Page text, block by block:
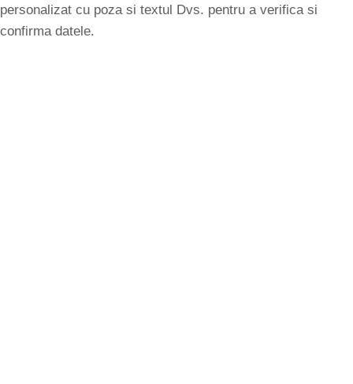
personalizat cu poza si textul Dvs. pentru a verifica si
confirma datele.